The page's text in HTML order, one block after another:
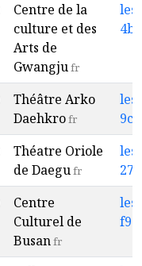
Centre de la
culture et des
Arts de
Gwangjufr
Théâtre Arko
Daehkrofr
Théatre Oriole
de Daegufr
Centre
Culturel de
Busanfr